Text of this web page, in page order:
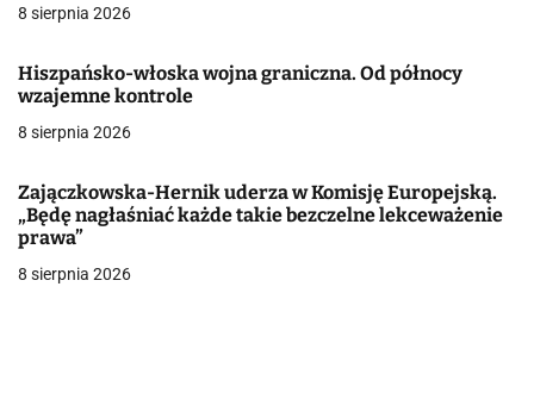
a
w
p
s
u
8 sierpnia 2026
Hiszpańsko-włoska wojna graniczna. Od północy
wzajemne kontrole
8 sierpnia 2026
Zajączkowska-Hernik uderza w Komisję Europejską.
„Będę nagłaśniać każde takie bezczelne lekceważenie
prawa”
8 sierpnia 2026